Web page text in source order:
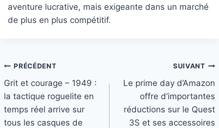
aventure lucrative, mais exigeante dans un marché
de plus en plus compétitif.
Navigation
de
l’article
PRÉCÉDENT
Grit et courage – 1949 :
la tactique roguelite en
temps réel arrive sur
tous les casques de
SUIVANT
Le prime day d’Amazon
offre d’importantes
réductions sur le Quest
3S et ses accessoires